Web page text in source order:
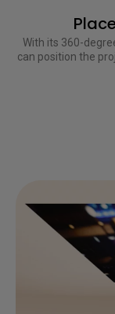
With its 360-
can position the